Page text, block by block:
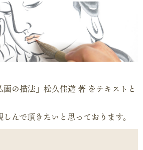
の描法」松久佳遊 著 をテキストと
んで頂きたいと思っております。